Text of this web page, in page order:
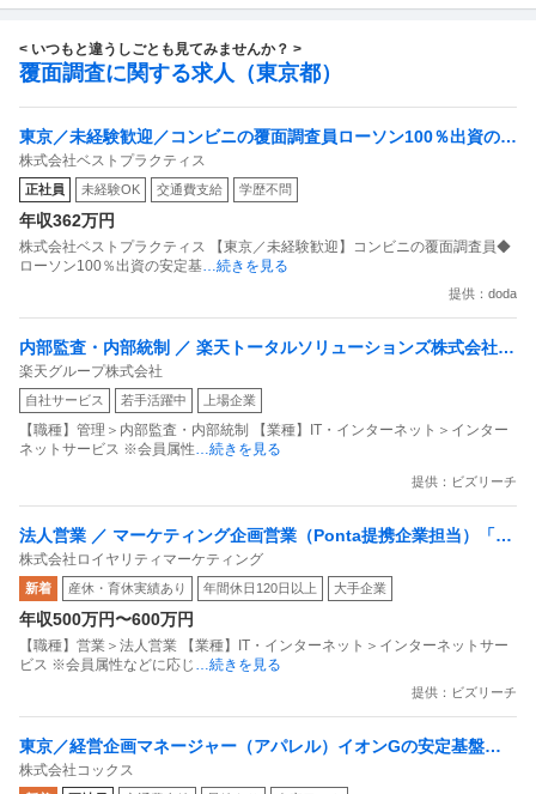
< いつもと違うしごとも見てみませんか？ >
覆面調査に関する求人（東京都）
東京／未経験歓迎／コンビニの覆面調査員ローソン100％出資の安
定基盤／月５日在宅／残業月10時間
株式会社ベストプラクティス
正社員 未経験OK 交通費支給 学歴不問
年収362万円
株式会社ベストプラクティス 【東京／未経験歓迎】コンビニの覆面調査員◆
ローソン100％出資の安定基 …続きを見る
提供：doda
内部監査・内部統制 ／ 楽天トータルソリューションズ株式会社
戦略事業コンプライアンス支援部 業務統制支援課：ショップコン
プライアンス推進担当（SBCSD）
楽天グループ株式会社
自社サービス 若手活躍中 上場企業
【職種】管理＞内部監査・内部統制 【業種】IT・インターネット＞インター
ネットサービス ※会員属性 …続きを見る
提供：ビズリーチ
法人営業 ／ マーケティング企画営業（Ponta提携企業担当）「国
内最大級の共通ポイントサービスを展開／無駄のない消費社会を
目指すデータマーケティングカンパニー」
株式会社ロイヤリティマーケティング
新着 産休・育休実績あり 年間休日120日以上 大手企業
年収500万円〜600万円
【職種】営業＞法人営業 【業種】IT・インターネット＞インターネットサー
ビス ※会員属性などに応じ
…続きを見る
提供：ビズリーチ
東京／経営企画マネージャー（アパレル）イオンGの安定基盤／
面接1回／即入社歓迎
株式会社コックス